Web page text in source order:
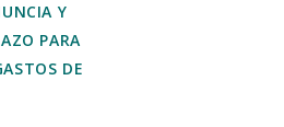
Y
PARA
DE